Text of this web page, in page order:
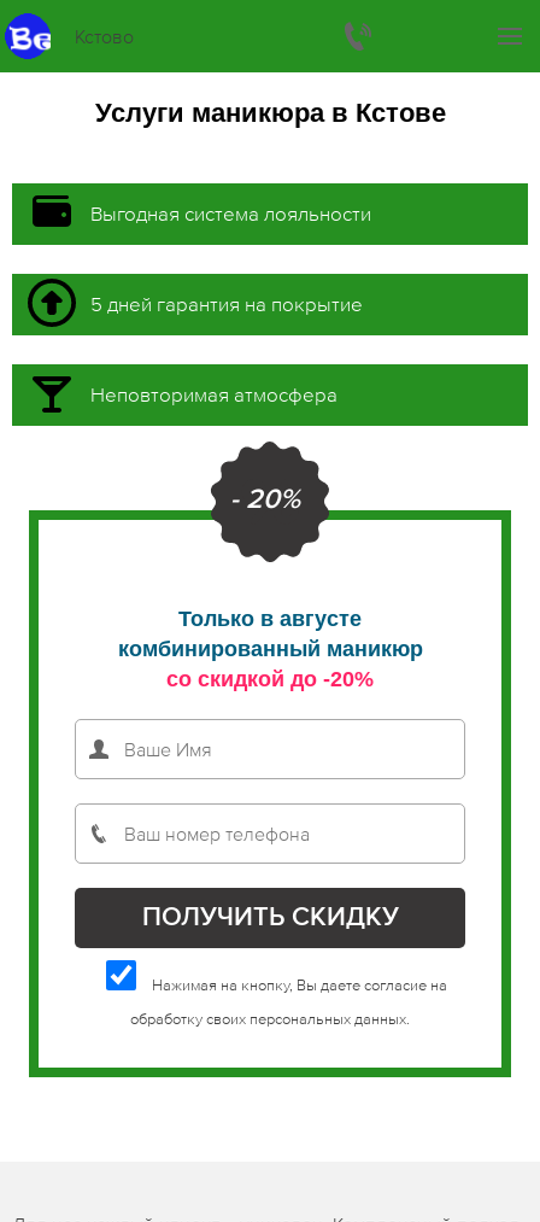
Кстово
Услуги маникюра в Кстове
Выгодная система лояльности
5 дней гарантия на покрытие
Неповторимая атмосфера
- 20%
Только в августе
комбинированный маникюр
со скидкой до -20%
Нажимая на кнопку, Вы даете согласие на
обработку своих персональных данных.